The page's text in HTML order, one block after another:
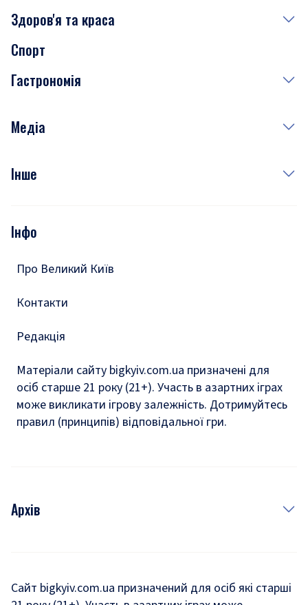
Сьогодні
Завтра
Субота
Здоров'я та краса
Медицина
Краса
Спорт
Гастрономія
Рецепти
Медіа
Фото
Подкасти
Інше
Тести
Інфо
Про Великий Київ
Контакти
Редакція
Матеріали сайту bigkyiv.com.ua призначені для
осіб старше 21 року (21+). Участь в азартних іграх
може викликати ігрову залежність. Дотримуйтесь
правил (принципів) відповідальної гри.
Архів
Сайт bigkyiv.com.ua призначений для осіб які старші